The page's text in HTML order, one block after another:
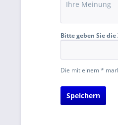
Bitte geben Sie
Die mit einem *
Speichern